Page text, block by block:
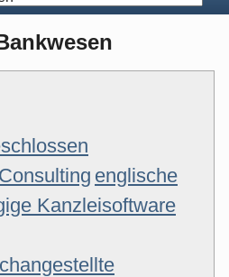
Consulting englische
Kanzleisoftware